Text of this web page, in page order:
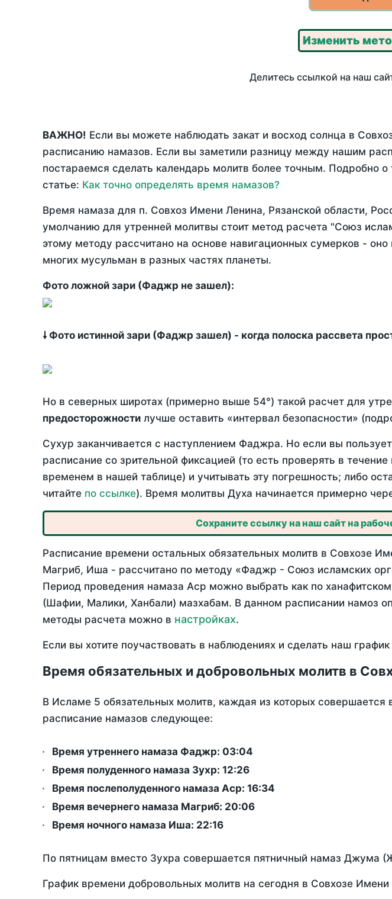
Изменить
Делитесь ссылкой на наш
ВАЖНО! Если вы можете наблюдать закат и восход солнца в
расписанию намазов. Если вы заметили разницу между нашим
постараемся сделать календарь молитв более точным. Подробно
статье: Как точно определять время намазов?
Время намаза для п. Совхоз Имени Ленина, Рязанской области,
умолчанию для утренней молитвы стоит метод расчета "Союз
этому методу рассчитано на основе навигационных сумерков -
многих мусульман в разных частях планеты.
Фото ложной зари (Фаджр не зашел):
🠗 Фото истинной зари (Фаджр зашел) - когда полоска рассвета
Но в северных широтах (примерно выше 54°) такой расчет для
предосторожности лучше оставить «интервал безопасности»
Сухур заканчивается с наступлением Фаджра. Но если вы
расписание со зрительной фиксацией (то есть проверять в
временем в нашей таблице) и учитывать эту погрешность; либо
читайте по ссылке). Время молитвы Духа начинается примерно
Сохраните ссылку на наш сайт на
Расписание времени остальных обязательных молитв в Совхозе
Магриб, Иша - рассчитано по методу «Фаджр - Союз исламских
Период проведения намаза Аср можно выбрать как по
(Шафии, Малики, Ханбали) мазхабам. В данном расписании намоз
методы расчета можно в настройках.
Если вы хотите поучаствовать в наблюдениях и сделать наш
Время обязательных и добровольных молитв в
В Исламе 5 обязательных молитв, каждая из которых
расписание намазов следующее:
Время утреннего намаза Фаджр: 03:04
Время полуденного намаза Зухр: 12:26
Время послеполуденного намаза Аср: 16:34
Время вечернего намаза Магриб: 20:06
Время ночного намаза Иша: 22:16
По пятницам вместо Зухра совершается пятничный намаз Джума
График времени добровольных молитв на сегодня в Совхозе Имени